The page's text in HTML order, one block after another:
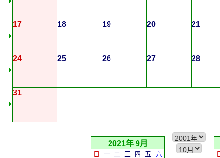
17 18 19 20 21
24 25 26 27 28
31
2021年 9月
日 一 二 三 四 五
六